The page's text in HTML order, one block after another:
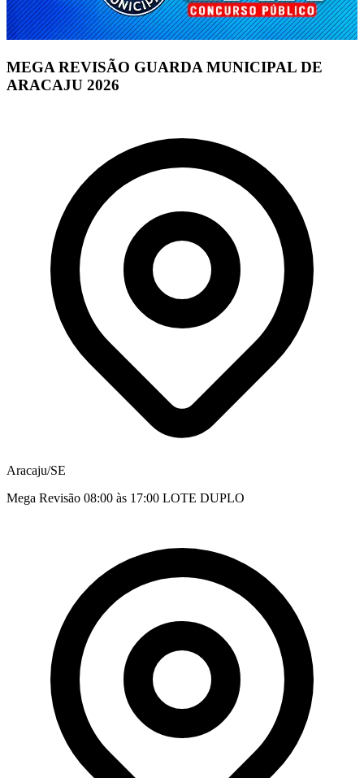
MEGA REVISÃO GUARDA MUNICIPAL DE
ARACAJU 2026
Aracaju/SE
Mega Revisão 08:00 às 17:00 LOTE DUPLO